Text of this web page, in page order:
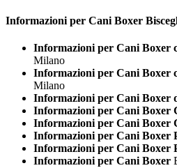
Informazioni per Cani Boxer
Informazioni per Cani Boxer
Milano
Informazioni per Cani Boxer
Milano
Informazioni per Cani Boxer
Informazioni per Cani Boxer
Informazioni per Cani Boxer
Informazioni per Cani Boxer
Informazioni per Cani Boxer
Informazioni per Cani Boxer